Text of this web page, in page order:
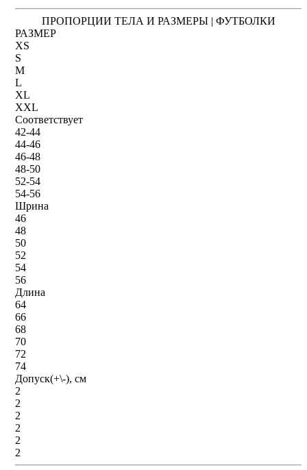
ПРОПОРЦИИ ТЕЛА И РАЗМЕРЫ | ФУТБОЛКИ
РАЗМЕР
XS
S
M
L
XL
XXL
Соответствует
42-44
44-46
46-48
48-50
52-54
54-56
Шрина
46
48
50
52
54
56
Длина
64
66
68
70
72
74
Допуск(+\-), см
2
2
2
2
2
2